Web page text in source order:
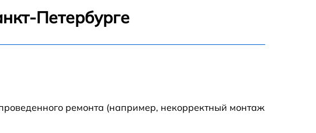
Петербурге
ремонта (например, некорректный монтаж